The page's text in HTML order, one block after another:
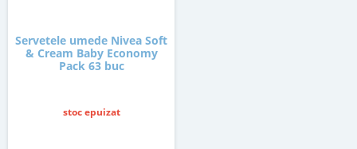
Servetele umede Nivea Soft
& Cream Baby Economy
Pack 63 buc
stoc epuizat